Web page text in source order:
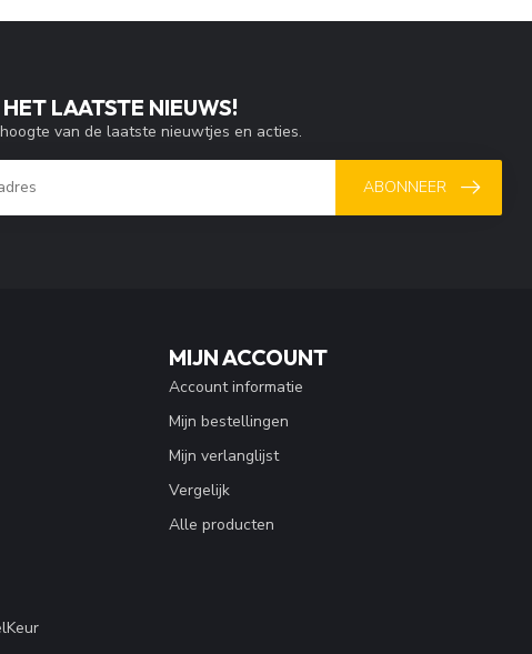
LAATSTE NIEUWS!
van de laatste nieuwtjes en acties.
ABONNEER
MIJN ACCOUNT
Account informatie
Mijn bestellingen
Mijn verlanglijst
Vergelijk
Alle producten